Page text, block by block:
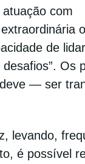
com
de
Os
— ser
levando,
é possível